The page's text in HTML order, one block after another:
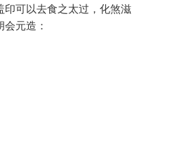
可以去食之太过，化煞滋
元造：